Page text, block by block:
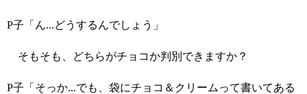
P子「ん...どうするんでしょう」
そもそも、どちらがチョコか判別できますか？
P子「そっか...でも、袋にチョコ＆クリームって書いてある